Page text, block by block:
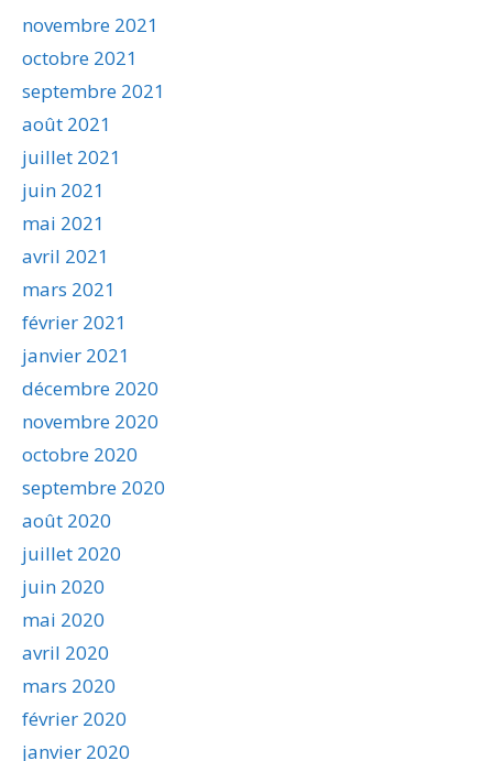
novembre 2021
octobre 2021
septembre 2021
août 2021
juillet 2021
juin 2021
mai 2021
avril 2021
mars 2021
février 2021
janvier 2021
décembre 2020
novembre 2020
octobre 2020
septembre 2020
août 2020
juillet 2020
juin 2020
mai 2020
avril 2020
mars 2020
février 2020
janvier 2020